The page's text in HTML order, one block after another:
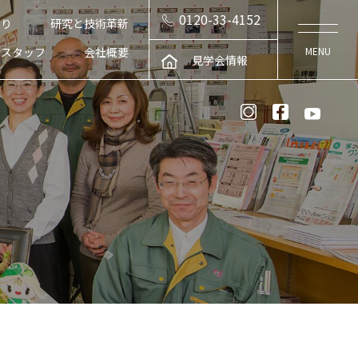
研究と技術革新
スタッフ 会社概要
0120-33-4152
見学会情報